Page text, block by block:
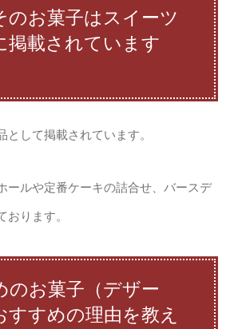
のお菓子はスイーツ
掲載されています
として掲載されています。
ールや定番ケーキの詰合せ、バースデ
おります。
のお菓子（デザー
すすめの理由を教え